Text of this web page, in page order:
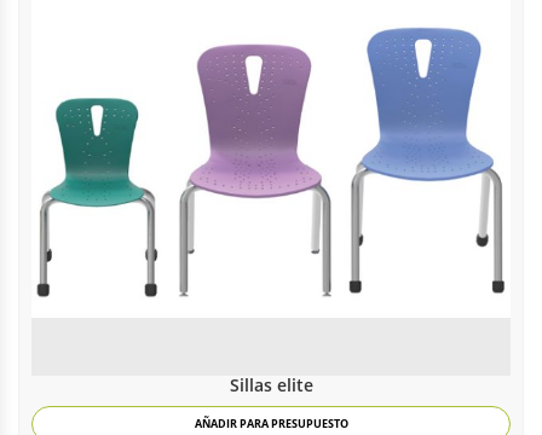
Sillas elite
AÑADIR PARA PRESUPUESTO